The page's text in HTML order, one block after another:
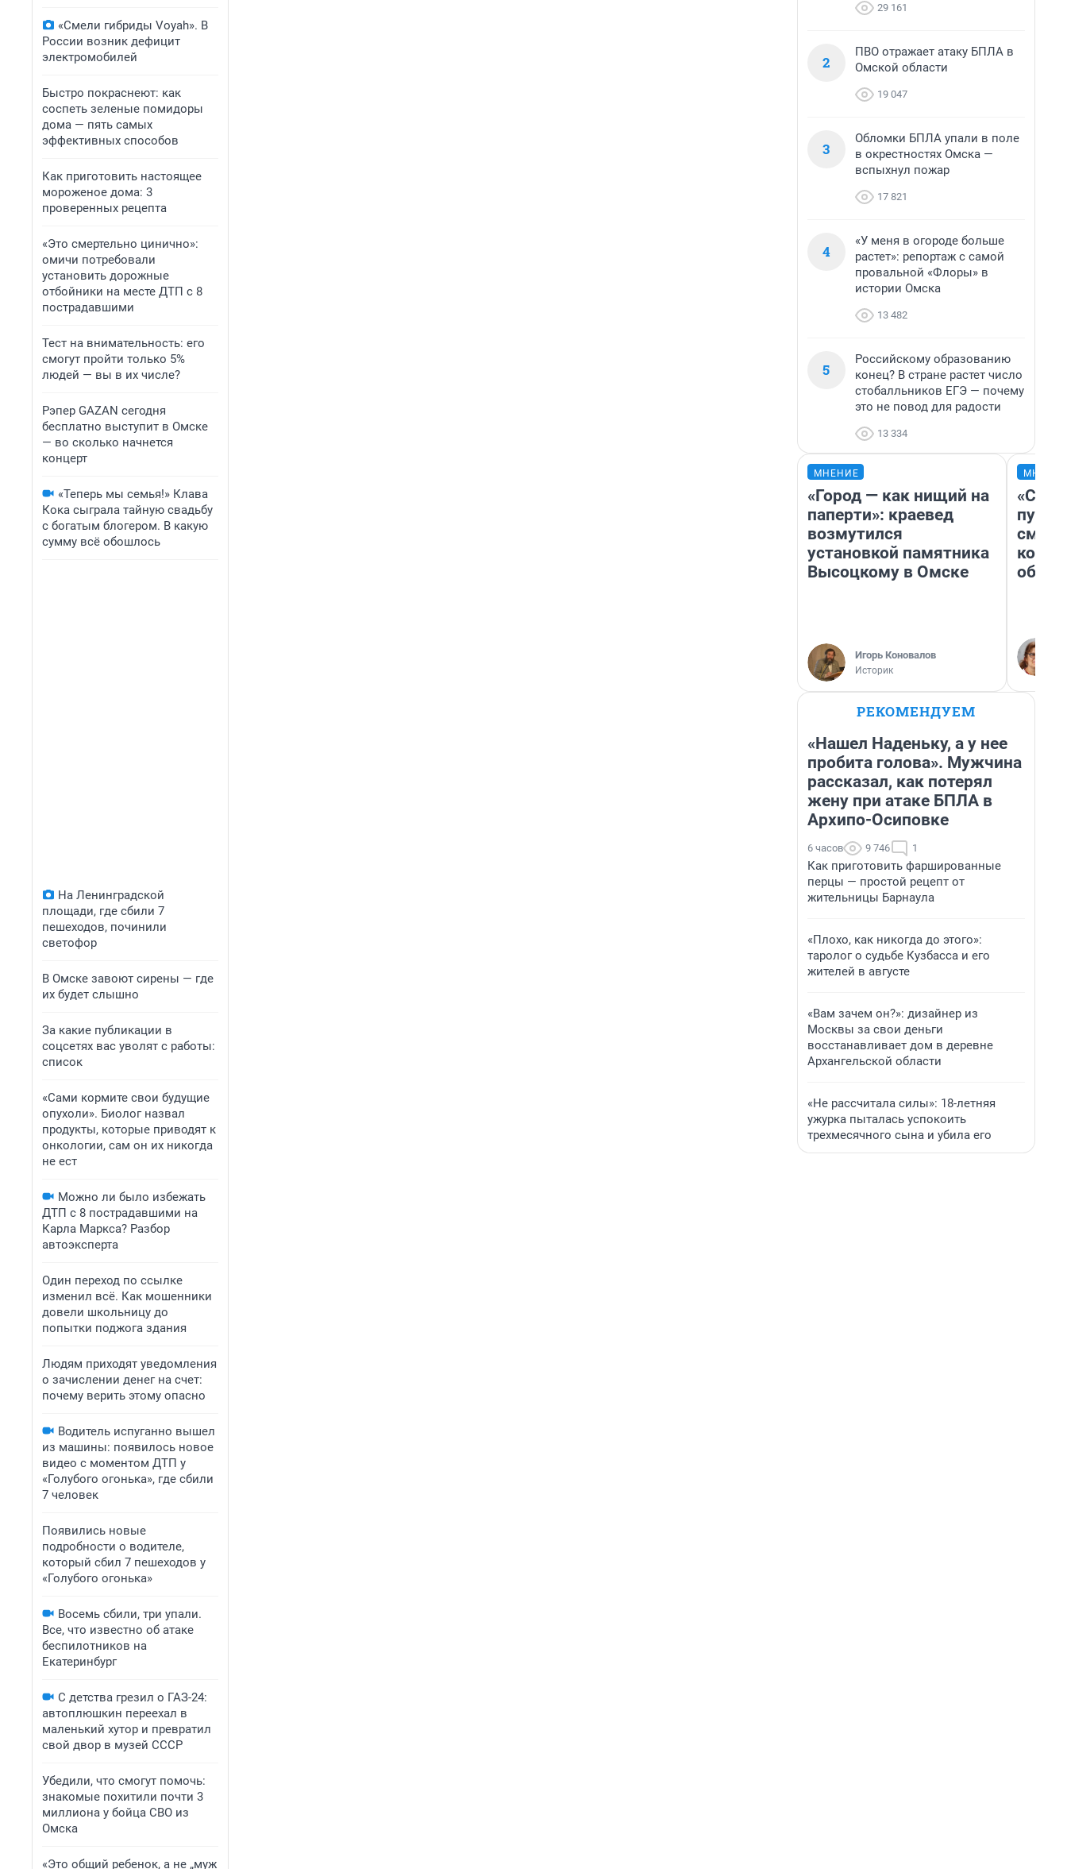
«Смели гибриды Voyah». В
России возник дефицит
электромобилей
Быстро покраснеют: как
соспеть зеленые помидоры
дома — пять самых
эффективных способов
Как приготовить настоящее
мороженое дома: 3
проверенных рецепта
«Это смертельно цинично»:
омичи потребовали
установить дорожные
отбойники на месте ДТП с 8
пострадавшими
Тест на внимательность: его
смогут пройти только 5%
людей — вы в их числе?
Рэпер GAZAN сегодня
бесплатно выступит в Омске
— во сколько начнется
концерт
«Теперь мы семья!» Клава
Кока сыграла тайную свадьбу
с богатым блогером. В какую
сумму всё обошлось
На Ленинградской
площади, где сбили 7
пешеходов, починили
светофор
В Омске завоют сирены — где
их будет слышно
За какие публикации в
соцсетях вас уволят с работы:
список
«Сами кормите свои будущие
опухоли». Биолог назвал
продукты, которые приводят к
онкологии, сам он их никогда
не ест
Можно ли было избежать
ДТП с 8 пострадавшими на
Карла Маркса? Разбор
автоэксперта
Один переход по ссылке
изменил всё. Как мошенники
довели школьницу до
попытки поджога здания
Людям приходят уведомления
о зачислении денег на счет:
почему верить этому опасно
Водитель испуганно вышел
из машины: появилось новое
видео с моментом ДТП у
«Голубого огонька», где сбили
7 человек
Появились новые
подробности о водителе,
который сбил 7 пешеходов у
«Голубого огонька»
Восемь сбили, три упали.
Все, что известно об атаке
беспилотников на
Екатеринбург
С детства грезил о ГАЗ-24:
автоплюшкин переехал в
маленький хутор и превратил
свой двор в музей СССР
Убедили, что смогут помочь:
знакомые похитили почти 3
миллиона у бойца СВО из
Омска
«Это общий ребенок, а не „муж
29 161
2
ПВО отражает атаку БПЛА в
Омской области
19 047
3
Обломки БПЛА упали в поле
в окрестностях Омска —
вспыхнул пожар
17 821
4
«У меня в огороде больше
растет»: репортаж с самой
провальной «Флоры» в
истории Омска
13 482
5
Российскому образованию
конец? В стране растет число
стобалльников ЕГЭ — почему
это не повод для радости
13 334
МНЕНИЕ
«Город — как нищий на
паперти»: краевед
возмутился
установкой памятника
Высоцкому в Омске
Игорь Коновалов
Историк
РЕКОМЕНДУЕМ
«Нашел Наденьку, а у нее
пробита голова». Мужчина
рассказал, как потерял
жену при атаке БПЛА в
Архипо-Осиповке
6 часов 9 746 1
Как приготовить фаршированные
перцы — простой рецепт от
жительницы Барнаула
«Плохо, как никогда до этого»:
таролог о судьбе Кузбасса и его
жителей в августе
«Вам зачем он?»: дизайнер из
Москвы за свои деньги
восстанавливает дом в деревне
Архангельской области
«Не рассчитала силы»: 18-летняя
ужурка пыталась успокоить
трехмесячного сына и убила его